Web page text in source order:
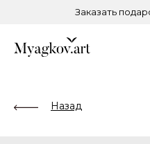
Заказать
Назад